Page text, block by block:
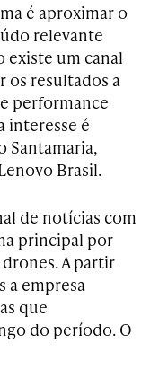
é aproximar o
relevante
existe um canal
os resultados a
performance
interesse é
Santamaria,
Brasil.
de notícias com
principal por
A partir
a empresa
que
do período. O